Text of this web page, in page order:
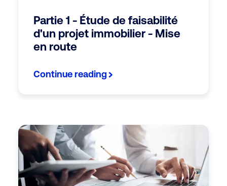
Partie 1 - Étude de faisabilité
d'un projet immobilier - Mise
en route
Continue reading